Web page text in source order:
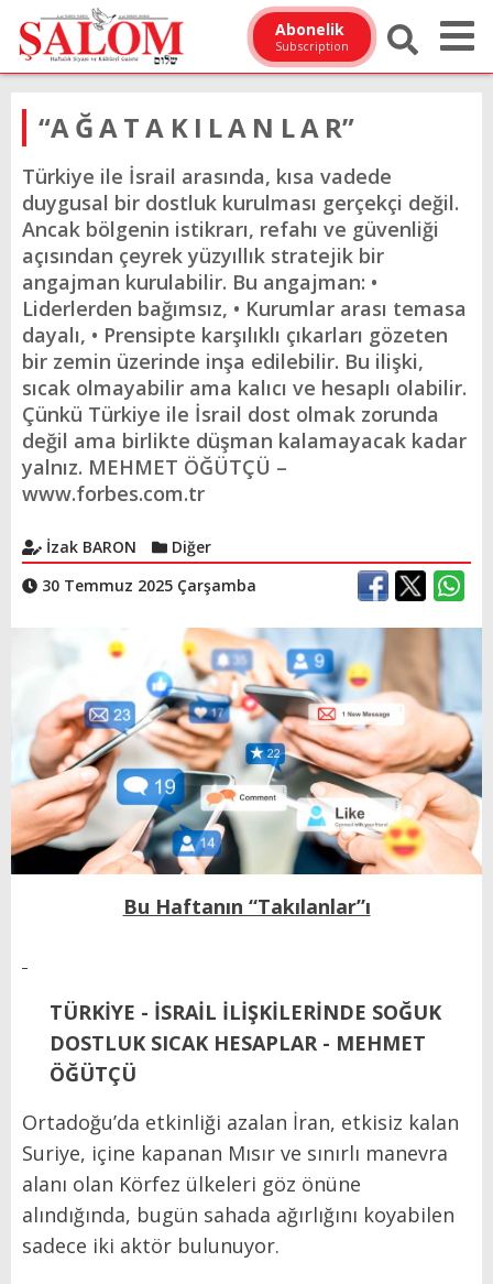
Abonelik
Subscription
“A Ğ A T A K I L A N L A R”
Türkiye ile İsrail arasında, kısa vadede
duygusal bir dostluk kurulması gerçekçi değil.
Ancak bölgenin istikrarı, refahı ve güvenliği
açısından çeyrek yüzyıllık stratejik bir
angajman kurulabilir. Bu angajman: •
Liderlerden bağımsız, • Kurumlar arası temasa
dayalı, • Prensipte karşılıklı çıkarları gözeten
bir zemin üzerinde inşa edilebilir. Bu ilişki,
sıcak olmayabilir ama kalıcı ve hesaplı olabilir.
Çünkü Türkiye ile İsrail dost olmak zorunda
değil ama birlikte düşman kalamayacak kadar
yalnız. MEHMET ÖĞÜTÇÜ –
www.forbes.com.tr
İzak BARON
Diğer
30 Temmuz 2025 Çarşamba
Bu Haftanın “Takılanlar”ı
TÜRKİYE - İSRAİL İLİŞKİLERİNDE SOĞUK
DOSTLUK SICAK HESAPLAR - MEHMET
ÖĞÜTÇÜ
Ortadoğu’da etkinliği azalan İran, etkisiz kalan
Suriye, içine kapanan Mısır ve sınırlı manevra
alanı olan Körfez ülkeleri göz önüne
alındığında, bugün sahada ağırlığını koyabilen
sadece iki aktör bulunuyor.